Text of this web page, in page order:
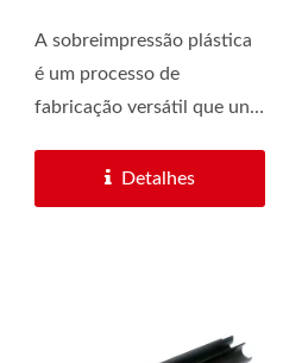
A sobreimpressão plástica
é um processo de
fabricação versátil que une
Detalhes